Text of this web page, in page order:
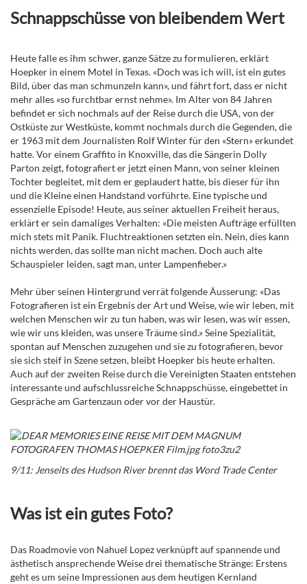
Schnappschüsse von bleibendem Wert
Heute falle es ihm schwer, ganze Sätze zu formulieren, erklärt
Hoepker in einem Motel in Texas. «Doch was ich will, ist ein gutes
Bild, über das man schmunzeln kann», und fährt fort, dass er nicht
mehr alles «so furchtbar ernst nehme». Im Alter von 84 Jahren
befindet er sich nochmals auf der Reise durch die USA, von der
Ostküste zur Westküste, kommt nochmals durch die Gegenden, die
er 1963 mit dem Journalisten Rolf Winter für den «Stern» erkundet
hatte. Vor einem Graffito in Knoxville, das die Sängerin Dolly
Parton zeigt, fotografiert er jetzt einen Mann, von seiner kleinen
Tochter begleitet, mit dem er geplaudert hatte, bis dieser für ihn
und die Kleine einen Handstand vorführte. Eine typische und
essenzielle Episode! Heute, aus seiner aktuellen Freiheit heraus,
erklärt er sein damaliges Verhalten: «Die meisten Aufträge erfüllten
mich stets mit Panik. Fluchtreaktionen setzten ein. Nein, dies kann
nichts werden, das sollte man nicht machen. Doch auch alte
Schauspieler leiden, sagt man, unter Lampenfieber.»
Mehr über seinen Hintergrund verrät folgende Äusserung: «Das
Fotografieren ist ein Ergebnis der Art und Weise, wie wir leben, mit
welchen Menschen wir zu tun haben, was wir lesen, was wir essen,
wie wir uns kleiden, was unsere Träume sind.» Seine Spezialität,
spontan auf Menschen zuzugehen und sie zu fotografieren, bevor
sie sich steif in Szene setzen, bleibt Hoepker bis heute erhalten.
Auch auf der zweiten Reise durch die Vereinigten Staaten entstehen
interessante und aufschlussreiche Schnappschüsse, eingebettet in
Gespräche am Gartenzaun oder vor der Haustür.
9/11: Jenseits des Hudson River brennt das Word Trade Center
Was ist ein gutes Foto?
Das Roadmovie von Nahuel Lopez verknüpft auf spannende und
ästhetisch ansprechende Weise drei thematische Stränge: Erstens
geht es um seine Impressionen aus dem heutigen Kernland